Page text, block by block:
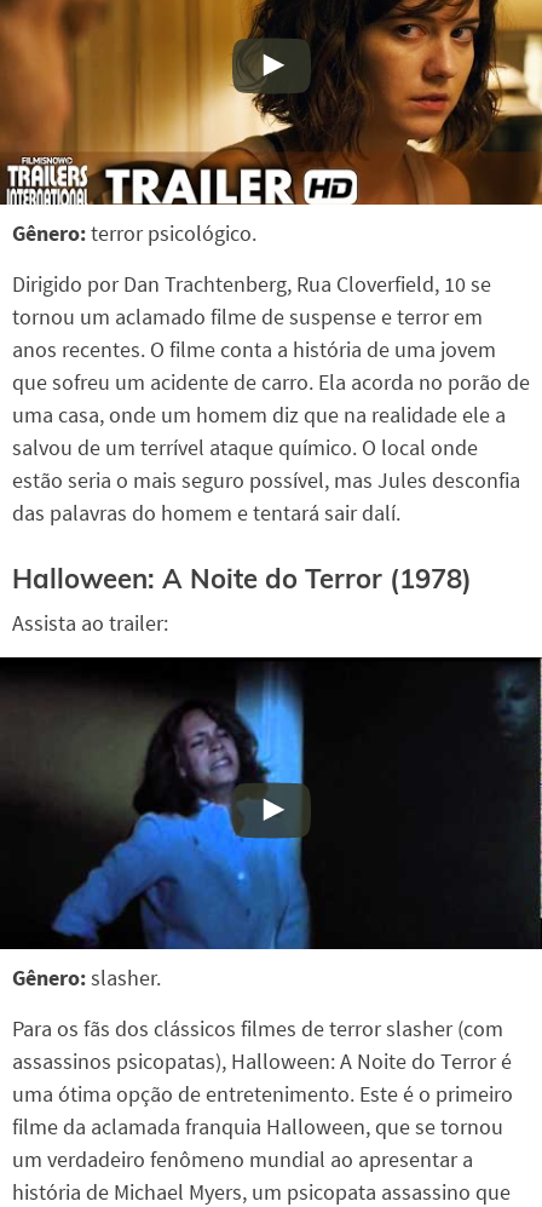
Gênero:terror psicológico.
Dirigido por Dan Trachtenberg, Rua Cloverfield, 10 se
tornou um aclamado filme de suspense e terror em
anos recentes. O filme conta a história de uma jovem
que sofreu um acidente de carro. Ela acorda no porão de
uma casa, onde um homem diz que na realidade ele a
salvou de um terrível ataque químico. O local onde
estão seria o mais seguro possível, mas Jules desconfia
das palavras do homem e tentará sair dalí.
Halloween: A Noite do Terror (1978)
Assista ao trailer:
Gênero:slasher.
Para os fãs dos clássicos filmes de terror slasher (com
assassinos psicopatas), Halloween: A Noite do Terror é
uma ótima opção de entretenimento. Este é o primeiro
filme da aclamada franquia Halloween, que se tornou
um verdadeiro fenômeno mundial ao apresentar a
história de Michael Myers, um psicopata assassino que